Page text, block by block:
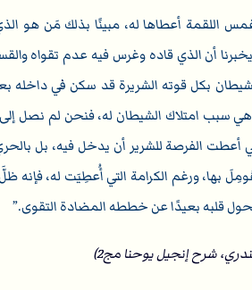
اللقمة أعطاها له، مبينًا بذلك مَن هو
أن الذي قاده وغرس فيه عدم تقواه
بكل قوته الشريرة قد سكن في داخله
هي سبب امتلاك الشيطان له، فنحن لم نصل
أعطت الفرصة للشرير أن يدخل فيه، بل
عُومِلَ بها، ورغم الكرامة التي أُعطِيَت له، فإنه
يحول قلبه بعيدًا عن خططه المضادة التقوى.
شرح إنجيل يوحنا مج2)